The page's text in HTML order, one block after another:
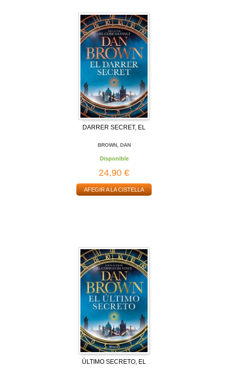
DARRER SECRET, EL
BROWN, DAN
Disponible
24,90 €
AFEGIR A LA CISTELLA
ÚLTIMO SECRETO, EL